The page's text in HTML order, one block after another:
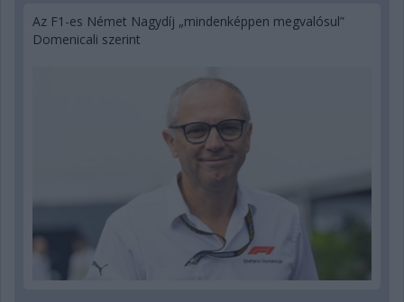
Az F1-es Német Nagydíj „mindenképpen megvalósul”
Domenicali szerint